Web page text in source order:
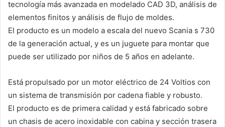
tecnología más avanzada en modelado CAD 3D, análisis de
elementos finitos y análisis de flujo de moldes.
El producto es un modelo a escala del nuevo Scania s 730
de la generación actual, y es un juguete para montar que
puede ser utilizado por niños de 5 años en adelante.
Está propulsado por un motor eléctrico de 24 Voltios con
un sistema de transmisión por cadena fiable y robusto.
El producto es de primera calidad y está fabricado sobre
un chasis de acero inoxidable con cabina y sección trasera